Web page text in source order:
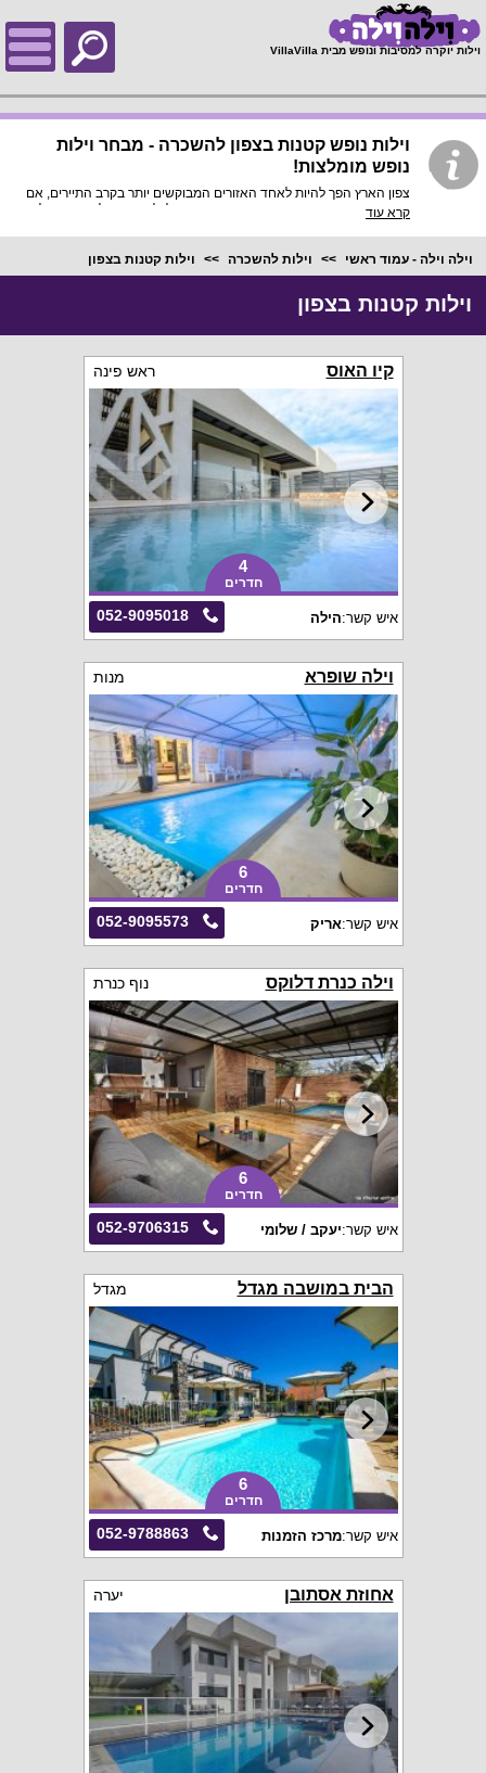
וילות יוקרה למסיבות ונופש מבית VillaVilla
וילות נופש קטנות בצפון להשכרה - מבחר וילות
נופש מומלצות!
צפון הארץ הפך להיות לאחד האזורים המבוקשים יותר בקרב התיירים, אם
אתם קבוצה מצומצמת או משפחה קטנה תוכלו למצוא אצלנו באתר וילות
מציון אירוע קטן או יום גיבוש מהנה קליל ורגוע.
קרא עוד
וילה וילה - עמוד ראשי וילות להשכרה וילות קטנות בצפון
וילות קטנות בצפון
קיו האוס ראש פינה
4
חדרים
052-9095018 איש קשר:הילה
וילה שופרא מנות
6
חדרים
052-9095573 איש קשר:אריק
וילה כנרת דלוקס נוף כנרת
6
חדרים
052-9706315 איש קשר:יעקב / שלומי
הבית במושבה מגדל מגדל
6
חדרים
052-9788863 איש קשר:מרכז הזמנות
אחוזת אסתובן יערה